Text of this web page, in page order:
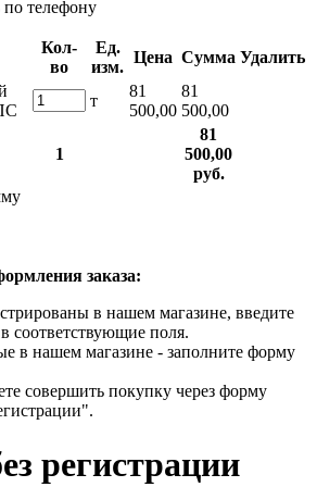
по телефону
Кол-
во
Ед.
изм.
Цена Сумма Удалить
т
81
500,00
81
500,00
1
81
500,00
руб.
заказа:
в нашем магазине, введите
соответствующие поля.
в нашем магазине - заполните форму
совершить покупку через форму
регистрации